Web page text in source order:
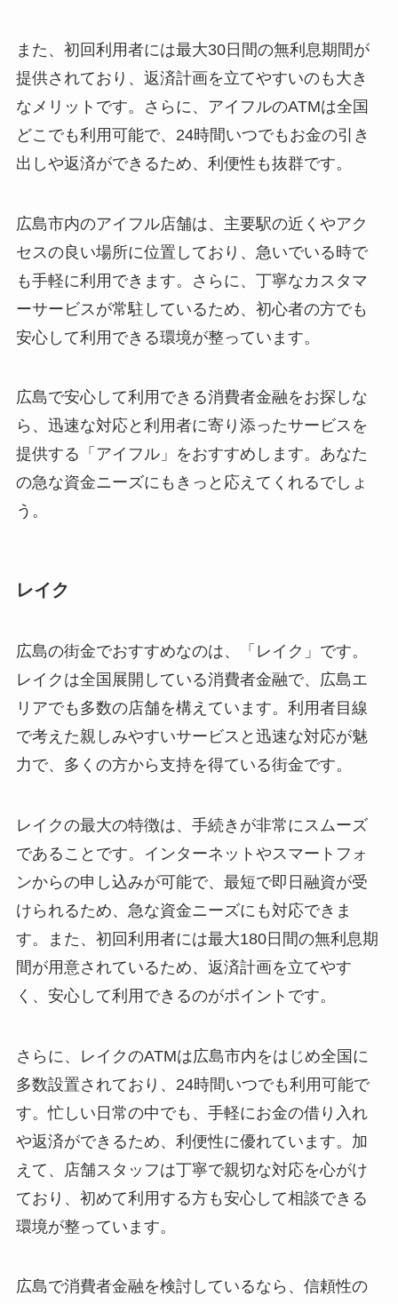
また、初回利用者には最大30日間の無利息期間が
提供されており、返済計画を立てやすいのも大き
なメリットです。さらに、アイフルのATMは全国
どこでも利用可能で、24時間いつでもお金の引き
出しや返済ができるため、利便性も抜群です。
広島市内のアイフル店舗は、主要駅の近くやアク
セスの良い場所に位置しており、急いでいる時で
も手軽に利用できます。さらに、丁寧なカスタマ
ーサービスが常駐しているため、初心者の方でも
安心して利用できる環境が整っています。
広島で安心して利用できる消費者金融をお探しな
ら、迅速な対応と利用者に寄り添ったサービスを
提供する「アイフル」をおすすめします。あなた
の急な資金ニーズにもきっと応えてくれるでしょ
う。
レイク
広島の街金でおすすめなのは、「レイク」です。
レイクは全国展開している消費者金融で、広島エ
リアでも多数の店舗を構えています。利用者目線
で考えた親しみやすいサービスと迅速な対応が魅
力で、多くの方から支持を得ている街金です。
レイクの最大の特徴は、手続きが非常にスムーズ
であることです。インターネットやスマートフォ
ンからの申し込みが可能で、最短で即日融資が受
けられるため、急な資金ニーズにも対応できま
す。また、初回利用者には最大180日間の無利息期
間が用意されているため、返済計画を立てやす
く、安心して利用できるのがポイントです。
さらに、レイクのATMは広島市内をはじめ全国に
多数設置されており、24時間いつでも利用可能で
す。忙しい日常の中でも、手軽にお金の借り入れ
や返済ができるため、利便性に優れています。加
えて、店舗スタッフは丁寧で親切な対応を心がけ
ており、初めて利用する方も安心して相談できる
環境が整っています。
広島で消費者金融を検討しているなら、信頼性の